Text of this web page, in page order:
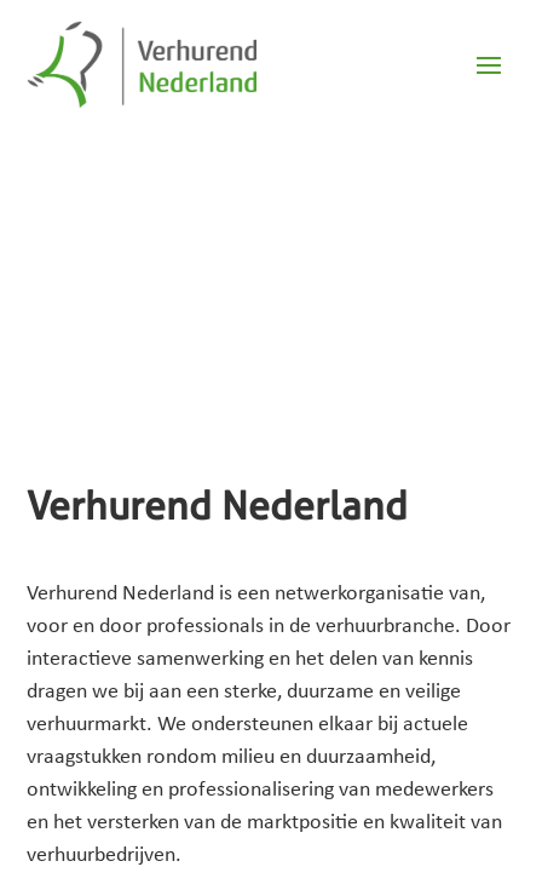
Verhurend Nederland
Verhurend Nederland is een netwerkorganisatie van,
voor en door professionals in de verhuurbranche. Door
interactieve samenwerking en het delen van kennis
dragen we bij aan een sterke, duurzame en veilige
verhuurmarkt. We ondersteunen elkaar bij actuele
vraagstukken rondom milieu en duurzaamheid,
ontwikkeling en professionalisering van medewerkers
en het versterken van de marktpositie en kwaliteit van
verhuurbedrijven.